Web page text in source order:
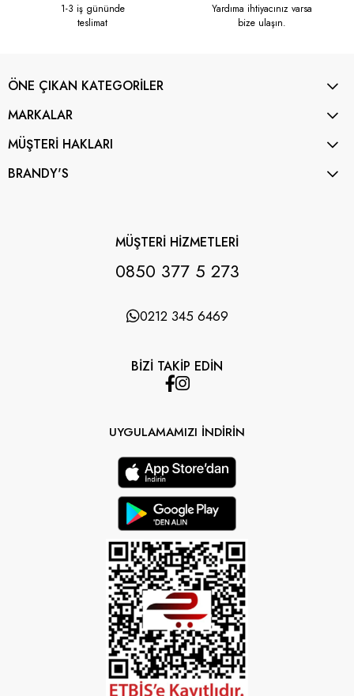
1-3 iş gününde
teslimat
Yardıma ihtiyacınız varsa
bize ulaşın.
ÖNE ÇIKAN KATEGORİLER
MARKALAR
MÜŞTERİ HAKLARI
BRANDY'S
MÜŞTERİ HİZMETLERİ
0850 377 5 273
0212 345 6469
BİZİ TAKİP EDİN
UYGULAMAMIZI İNDİRİN